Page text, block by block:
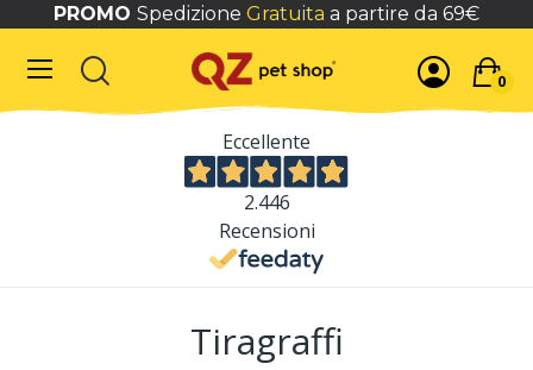
PROMO Spedizione Gratuita a partire da 69€
0
Eccellente
2.446
Recensioni
Tiragraffi